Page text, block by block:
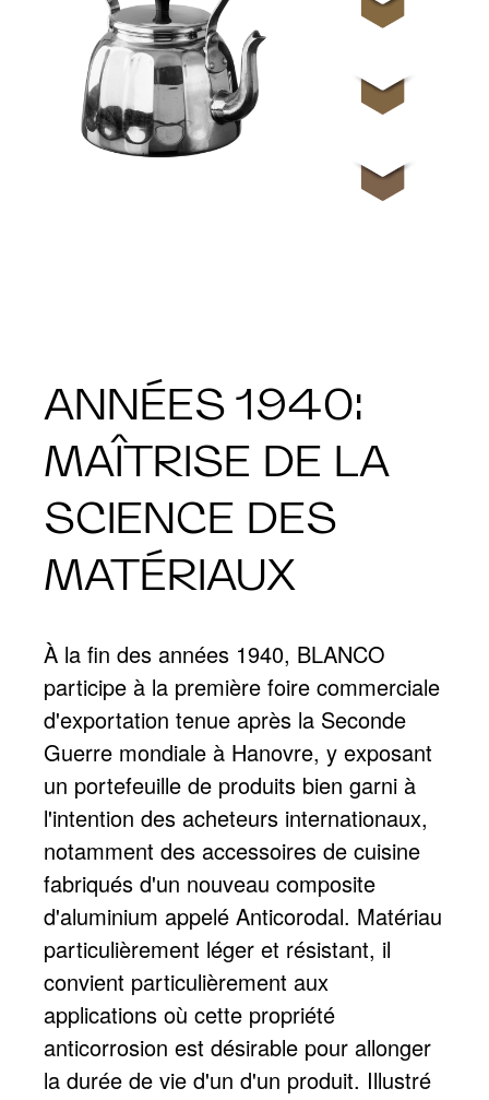
ANNÉES 1940:
MAÎTRISE DE LA
SCIENCE DES
MATÉRIAUX
À la fin des années 1940, BLANCO
participe à la première foire commerciale
d'exportation tenue après la Seconde
Guerre mondiale à Hanovre, y exposant
un portefeuille de produits bien garni à
l'intention des acheteurs internationaux,
notamment des accessoires de cuisine
fabriqués d'un nouveau composite
d'aluminium appelé Anticorodal. Matériau
particulièrement léger et résistant, il
convient particulièrement aux
applications où cette propriété
anticorrosion est désirable pour allonger
la durée de vie d'un d'un produit. Illustré